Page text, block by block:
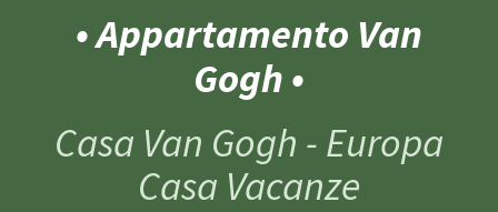
• Appartamento Van
Gogh •
Casa Van Gogh - Europa
Casa Vacanze